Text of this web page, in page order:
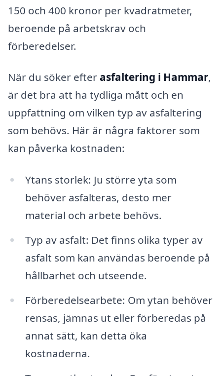
150 och 400 kronor per kvadratmeter,
beroende på arbetskrav och
förberedelser.
När du söker efter asfaltering i Hammar,
är det bra att ha tydliga mått och en
uppfattning om vilken typ av asfaltering
som behövs. Här är några faktorer som
kan påverka kostnaden:
Ytans storlek: Ju större yta som
behöver asfalteras, desto mer
material och arbete behövs.
Typ av asfalt: Det finns olika typer av
asfalt som kan användas beroende på
hållbarhet och utseende.
Förberedelsearbete: Om ytan behöver
rensas, jämnas ut eller förberedas på
annat sätt, kan detta öka
kostnaderna.